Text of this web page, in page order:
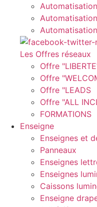
Les Offres réseaux
Offre
Offre
Offre "LEADS
Offre "ALL
FORMATIONS
Enseigne
Enseignes et
Panneaux
Enseignes
Enseignes
Caissons
Enseigne